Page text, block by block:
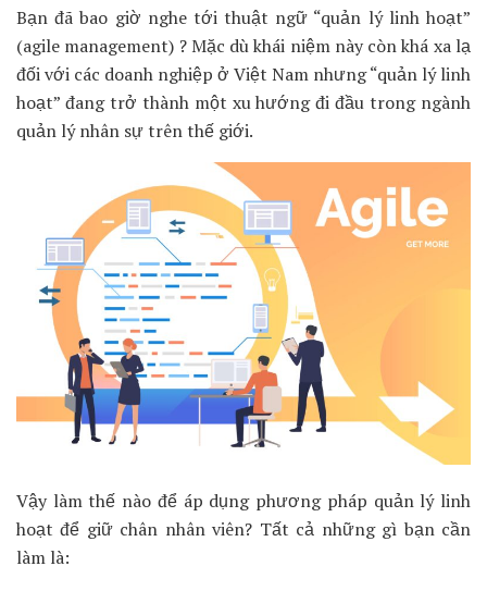
Bạn đã bao giờ nghe tới thuật ngữ “quản lý linh hoạt”
(agile management) ? Mặc dù khái niệm này còn khá xa lạ
đối với các doanh nghiệp ở Việt Nam nhưng “quản lý linh
hoạt” đang trở thành một xu hướng đi đầu trong ngành
quản lý nhân sự trên thế giới.
Vậy làm thế nào để áp dụng phương pháp quản lý linh
hoạt để giữ chân nhân viên? Tất cả những gì bạn cần
làm là: